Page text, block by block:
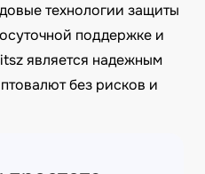
технологии защиты
поддержке и
является надежным
без рисков и